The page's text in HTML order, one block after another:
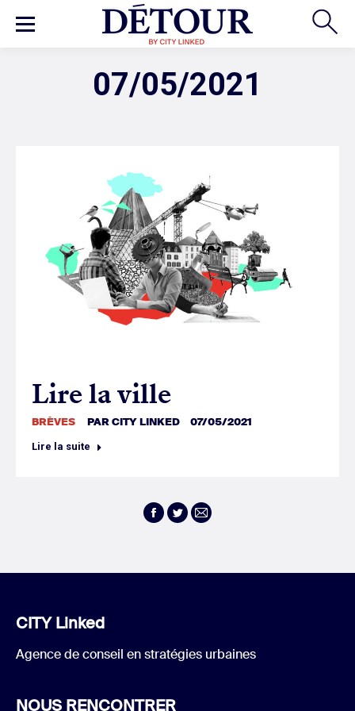
Lire la ville
BRÈVES PARCITY LINKED 07/05/2021
Lire la suite
Facebook
Twitter
E-
CITY Linked
Agence de conseil en stratégies urbaines
NOUS RENCONTRER